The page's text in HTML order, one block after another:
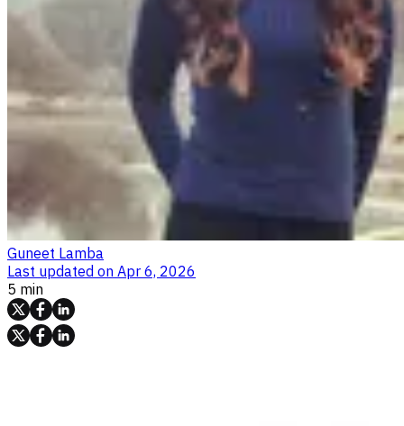
Guneet Lamba
Last updated on Apr 6, 2026
5 min